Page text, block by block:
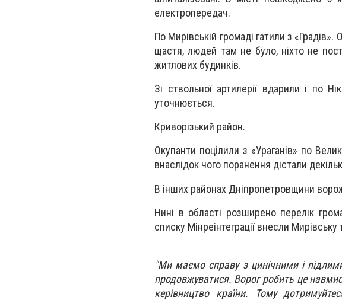
електропередач.
По Мирівській громаді гатили з
щастя, людей там не було, ніхто не
житлових будинків.
Зі ствольної артилерії вдарили і по
уточнюється.
Криворізький район.
Окупанти поцілили з «Ураганів» по
внаслідок чого поранення дістали
В інших районах Дніпропетровщини
Нині в області розширено перелік
списку Мінреінтеграції внесли
"Ми маємо справу з цинічними і
продовжуватися. Ворог робить це
керівництво країни. Тому